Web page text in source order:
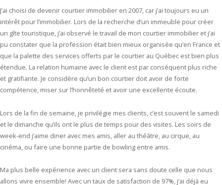
J’ai choisi de devenir courtier immobilier en 2007, car j’ai toujours eu un
intérêt pour l’immobilier. Lors de la recherche d’un immeuble pour créer
un gîte touristique, j’ai observé le travail de mon courtier immobilier et j’ai
pu constater que la profession était bien mieux organisée qu’en France et
que la palette des services offerts par le courtier au Québec est bien plus
étendue. La relation humaine avec le client est par conséquent plus riche
et gratifiante. Je considère qu’un bon courtier doit avoir de forte
compétence, miser sur l’honnêteté et avoir une excellente écoute.
Lors de la fin de semaine, je privilégie mes clients, c’est souvent le samedi
et le dimanche qu’ils ont le plus de temps pour des visites. Les soirs de
week-end j’aime diner avec mes amis, aller au théâtre, au cirque, au
cinéma, ou faire une bonne partie de bowling entre amis.
Ma plus belle expérience avec un client sera sans doute celle que nous
allons vivre ensemble! Avec un taux de satisfaction de 97%, j’ai déjà eu